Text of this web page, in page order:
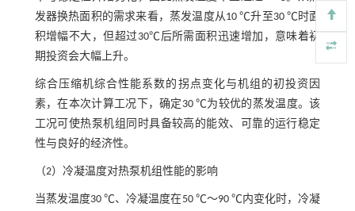
发器换热面积的需求来看，蒸发温度从10 ℃升至30 ℃时面
积增幅不大，但超过30℃后所需面积迅速增加，意味着初
期投资会大幅上升。
综合压缩机综合性能系数的拐点变化与机组的初投资因
素，在本次计算工况下，确定30 ℃为较优的蒸发温度。该
工况可使热泵机组同时具备较高的能效、可靠的运行稳定
性与良好的经济性。
（2）冷凝温度对热泵机组性能的影响
当蒸发温度30 ℃、冷凝温度在50 ℃～90 ℃内变化时，冷凝